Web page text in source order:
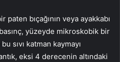
bıçağının veya ayakkabı
basınç, yüzeyde mikroskobik bir
sıvı katman kaymayı
eksi 4 derecenin altındaki